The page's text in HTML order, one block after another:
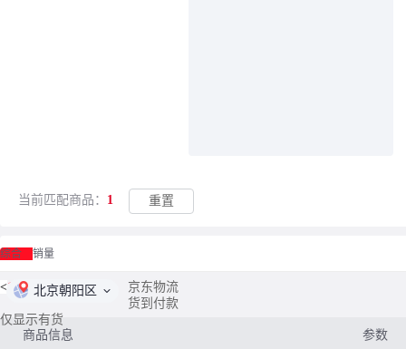
当前匹配商品： 1 重置
综合 销量
<1 /1> 北京朝阳区
京东物流
货到付款
仅显示有货
商品信息
参数